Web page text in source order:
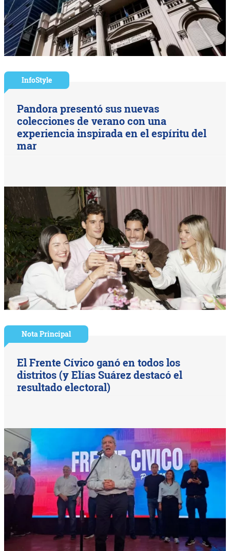
InfoStyle
Pandora presentó sus nuevas
colecciones de verano con una
experiencia inspirada en el espíritu del
mar
Nota Principal
El Frente Cívico ganó en todos los
distritos (y Elías Suárez destacó el
resultado electoral)